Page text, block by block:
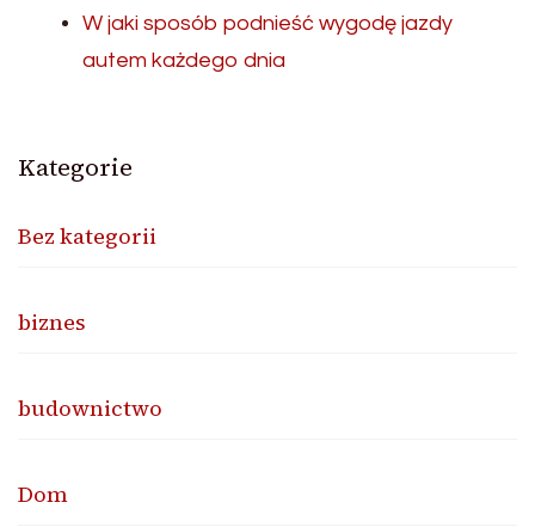
W jaki sposób podnieść wygodę jazdy
autem każdego dnia
Kategorie
Bez kategorii
biznes
budownictwo
Dom